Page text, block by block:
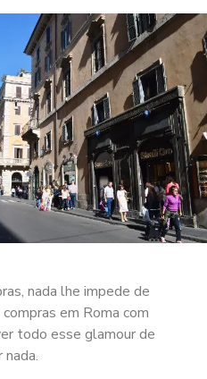
nada lhe impede de
em Roma com
todo esse glamour de